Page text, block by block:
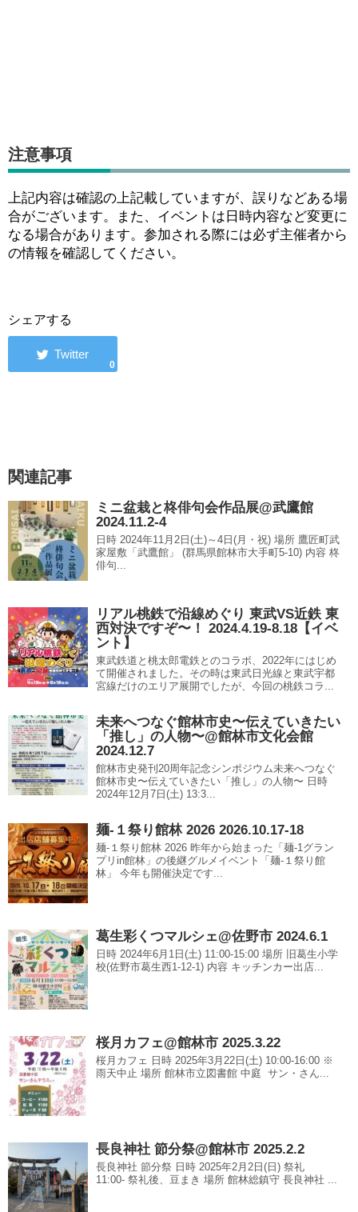
注意事項
上記内容は確認の上記載していますが、誤りなどある場
合がございます。また、イベントは日時内容など変更に
なる場合があります。参加される際には必ず主催者から
の情報を確認してください。
シェアする
0
関連記事
ミニ盆栽と柊俳句会作品展@武鷹館
2024.11.2-4
日時 2024年11月2日(土)～4日(月・祝) 場所 鷹匠町武
家屋敷「武鷹館」 (群馬県館林市大手町5-10) 内容 柊
俳句...
リアル桃鉄で沿線めぐり 東武VS近鉄 東
西対決ですぞ〜！ 2024.4.19-8.18【イベ
ント】
東武鉄道と桃太郎電鉄とのコラボ、2022年にはじめ
て開催されました。その時は東武日光線と東武宇都
宮線だけのエリア展開でしたが、今回の桃鉄コラ...
未来へつなぐ館林市史〜伝えていきたい
「推し」の人物〜@館林市文化会館
2024.12.7
館林市史発刊20周年記念シンポジウム未来へつなぐ
館林市史〜伝えていきたい「推し」の人物〜 日時
2024年12月7日(土) 13:3...
麺‐１祭り館林 2026 2026.10.17-18
麺‐１祭り館林 2026 昨年から始まった「麺-1グラン
プリin館林」の後継グルメイベント「麺‐１祭り館
林」 今年も開催決定です...
葛生彩くつマルシェ@佐野市 2024.6.1
日時 2024年6月1日(土) 11:00-15:00 場所 旧葛生小学
校(佐野市葛生西1-12-1) 内容 キッチンカー出店...
桜月カフェ@館林市 2025.3.22
桜月カフェ 日時 2025年3月22日(土) 10:00-16:00 ※
雨天中止 場所 館林市立図書館 中庭 サン・さん...
長良神社 節分祭@館林市 2025.2.2
長良神社 節分祭 日時 2025年2月2日(日) 祭礼
11:00- 祭礼後、豆まき 場所 館林総鎮守 長良神社 ...